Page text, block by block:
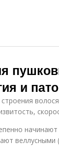
и
веллусными